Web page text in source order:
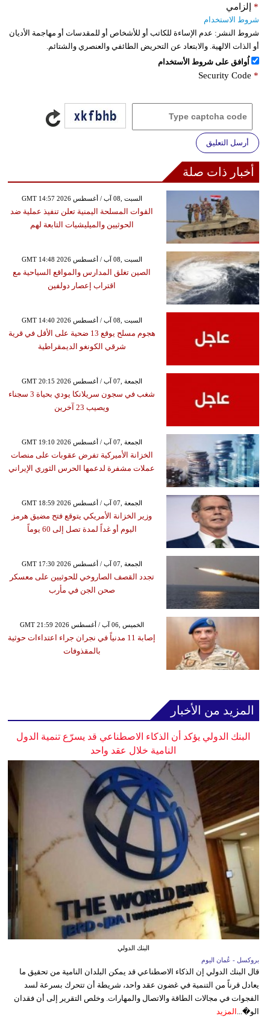
إلزامي *
شروط الاستخدام
شروط النشر: عدم الإساءة للكاتب أو للأشخاص أو للمقدسات أو مهاجمة الأديان
أو الذات الالهية. والابتعاد عن التحريض الطائفي والعنصري والشتائم.
اُوافق على شروط الأستخدام
Security Code *
أرسل التعليق
أخبار ذات صلة
GMT 14:57 2026 السبت ,08 آب / أغسطس
القوات المسلحة اليمنية تعلن تنفيذ عملية ضد
الحوثيين والميليشيات التابعة لهم
GMT 14:48 2026 السبت ,08 آب / أغسطس
الصين تغلق المدارس والمواقع السياحية مع
اقتراب إعصار دولفين
GMT 14:40 2026 السبت ,08 آب / أغسطس
هجوم مسلح يوقع 13 ضحية على الأقل في قرية
شرقي الكونغو الديمقراطية
GMT 20:15 2026 الجمعة ,07 آب / أغسطس
شغب في سجون سريلانكا يودي بحياة 3 سجناء
ويصيب 23 آخرين
GMT 19:10 2026 الجمعة ,07 آب / أغسطس
الخزانة الأميركية تفرض عقوبات على منصات
عملات مشفرة لدعمها الحرس الثوري الإيراني
GMT 18:59 2026 الجمعة ,07 آب / أغسطس
وزير الخزانة الأمريكي يتوقع فتح مضيق هرمز
اليوم أو غداً لمدة تصل إلى 60 يوماً
GMT 17:30 2026 الجمعة ,07 آب / أغسطس
تجدد القصف الصاروخي للحوثيين على معسكر
صحن الجن في مأرب
GMT 21:59 2026 الخميس ,06 آب / أغسطس
إصابة 11 مدنياً في نجران جراء اعتداءات حوثية
بالمقذوفات
المزيد من الأخبار
البنك الدولي يؤكد أن الذكاء الاصطناعي قد يسرّع تنمية الدول
النامية خلال عقد واحد
البنك الدولي
بروكسل - عُمان اليوم
قال البنك الدولي إن الذكاء الاصطناعي قد يمكن البلدان النامية من تحقيق ما
يعادل قرناً من التنمية في غضون عقد واحد، شريطة أن تتحرك بسرعة لسد
الفجوات في مجالات الطاقة والاتصال والمهارات. وخلص التقرير إلى أن فقدان
الو�... المزيد